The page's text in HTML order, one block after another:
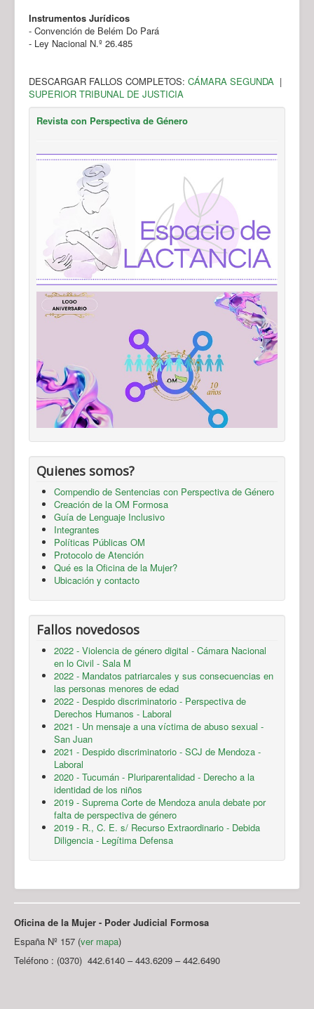
Instrumentos Jurídicos
- Convención de Belém Do Pará
- Ley Nacional N.º 26.485
DESCARGAR FALLOS COMPLETOS: CÁMARA SEGUNDA |
SUPERIOR TRIBUNAL DE JUSTICIA
Revista con Perspectiva de Género
Quienes somos?
Compendio de Sentencias con Perspectiva de Género
Creación de la OM Formosa
Guía de Lenguaje Inclusivo
Integrantes
Políticas Públicas OM
Protocolo de Atención
Qué es la Oficina de la Mujer?
Ubicación y contacto
Fallos novedosos
2022 - Violencia de género digital - Cámara Nacional
en lo Civil - Sala M
2022 - Mandatos patriarcales y sus consecuencias en
las personas menores de edad
2022 - Despido discriminatorio - Perspectiva de
Derechos Humanos - Laboral
2021 - Un mensaje a una víctima de abuso sexual -
San Juan
2021 - Despido discriminatorio - SCJ de Mendoza -
Laboral
2020 - Tucumán - Pluriparentalidad - Derecho a la
identidad de los niños
2019 - Suprema Corte de Mendoza anula debate por
falta de perspectiva de género
2019 - R., C. E. s/ Recurso Extraordinario - Debida
Diligencia - Legítima Defensa
Oficina de la Mujer - Poder Judicial Formosa
España Nº 157 (ver mapa)
Teléfono : (0370) 442.6140 – 443.6209 – 442.6490